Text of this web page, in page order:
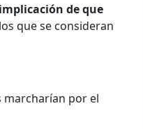
de que
que se consideran
por el